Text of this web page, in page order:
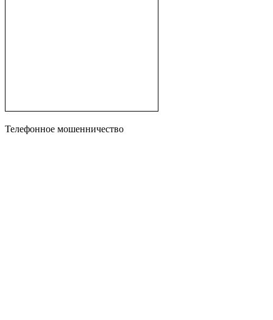
Телефонное мошенничество